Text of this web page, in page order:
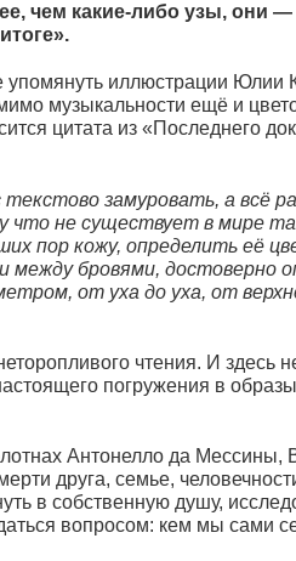
чем какие-либо узы, они —
упомянуть иллюстрации Юлии
музыкальности ещё и
цитата из «Последнего
текстово замуровать, а всё
не существует в мире
пор кожу, определить её
между бровями, достоверно
от уха до уха, от
чтения. И здесь
погружения в
Антонелло да Мессины,
друга, семье,
в собственную душу,
вопросом: кем мы сами